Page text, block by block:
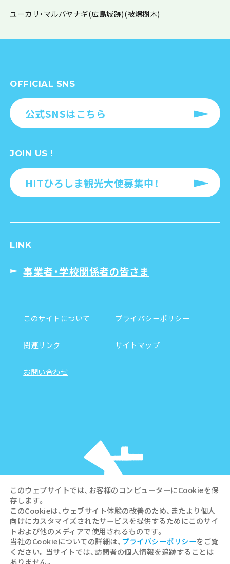
ユーカリ・マルバヤナギ(広島城跡)(被爆樹木)
OFFICIAL SNS
公式SNSはこちら
JOIN US !
HITひろしま観光大使募集中！
LINK
事業者・学校関係者の皆さま
このサイトについて プライバシーポリシー
関連リンク サイトマップ
お問い合わせ
©Hiroshima Tourism Association /
Hiroshima Prefecture / Hiroshima City .
All rights reserved
このウェブサイトでは、お客様のコンピューターにCookieを保
存します。
このCookieは、ウェブサイト体験の改善のため、またより個人
向けにカスタマイズされたサービスを提供するためにこのサイ
トおよび他のメディアで使用されるものです。
当社のCookieについての詳細は、 プライバシーポリシーをご覧
ください。当サイトでは、訪問者の個人情報を追跡することは
ありません。